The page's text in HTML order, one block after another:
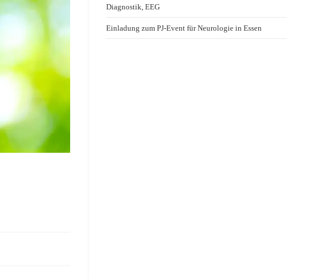
Diagnostik, EEG
Einladung zum PJ-Event für Neurologie in Essen